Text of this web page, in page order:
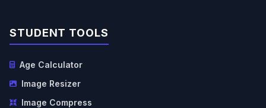
STUDENT TOOLS
Age Calculator
Image Resizer
Image Compress